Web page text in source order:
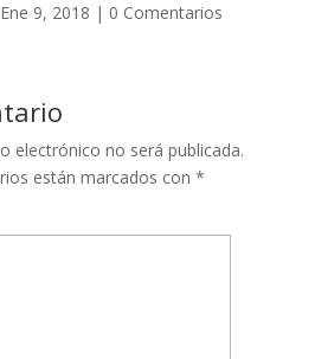
Ene 9, 2018 | 0 Comentarios
electrónico no será publicada.
están marcados con *